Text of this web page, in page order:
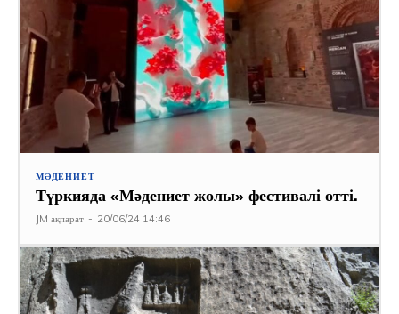
МӘДЕНИЕТ
Түркияда «Мәдениет жолы» фестивалі өтті.
JM ақпарат - 20/06/24 14:46